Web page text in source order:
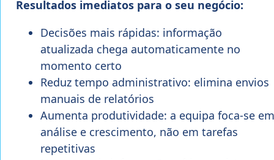
Resultados imediatos para o seu negócio:
Decisões mais rápidas: informação
atualizada chega automaticamente no
momento certo
Reduz tempo administrativo: elimina envios
manuais de relatórios
Aumenta produtividade: a equipa foca-se em
análise e crescimento, não em tarefas
repetitivas